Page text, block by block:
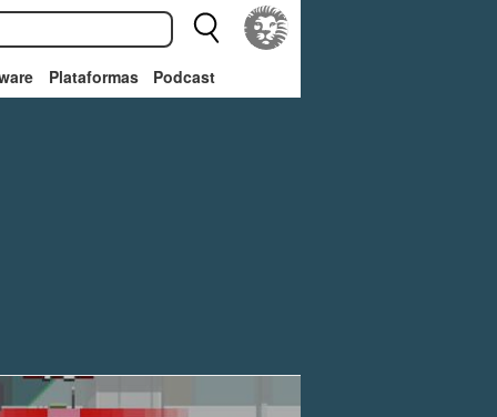
Plataformas Podcast